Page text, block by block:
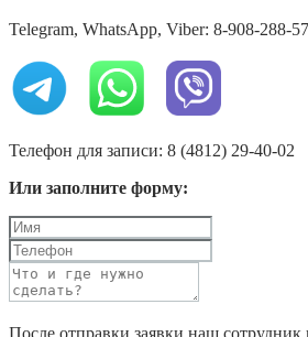
Telegram, WhatsApp, Viber: 8-908-288-
Телефон для записи: 8 (4812) 29-40-02
Или заполните форму: